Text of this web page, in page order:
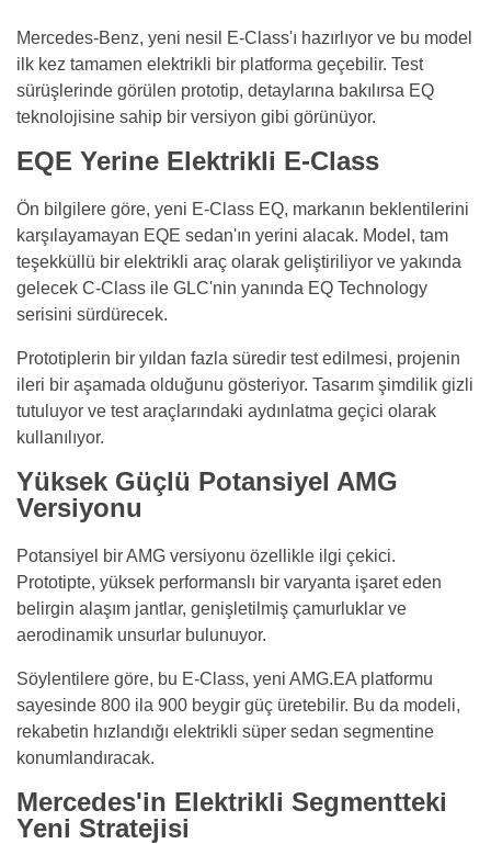
Mercedes-Benz, yeni nesil E-Class'ı hazırlıyor ve bu model
ilk kez tamamen elektrikli bir platforma geçebilir. Test
sürüşlerinde görülen prototip, detaylarına bakılırsa EQ
teknolojisine sahip bir versiyon gibi görünüyor.
EQE Yerine Elektrikli E-Class
Ön bilgilere göre, yeni E-Class EQ, markanın beklentilerini
karşılayamayan EQE sedan'ın yerini alacak. Model, tam
teşekküllü bir elektrikli araç olarak geliştiriliyor ve yakında
gelecek C-Class ile GLC'nin yanında EQ Technology
serisini sürdürecek.
Prototiplerin bir yıldan fazla süredir test edilmesi, projenin
ileri bir aşamada olduğunu gösteriyor. Tasarım şimdilik gizli
tutuluyor ve test araçlarındaki aydınlatma geçici olarak
kullanılıyor.
Yüksek Güçlü Potansiyel AMG
Versiyonu
Potansiyel bir AMG versiyonu özellikle ilgi çekici.
Prototipte, yüksek performanslı bir varyanta işaret eden
belirgin alaşım jantlar, genişletilmiş çamurluklar ve
aerodinamik unsurlar bulunuyor.
Söylentilere göre, bu E-Class, yeni AMG.EA platformu
sayesinde 800 ila 900 beygir güç üretebilir. Bu da modeli,
rekabetin hızlandığı elektrikli süper sedan segmentine
konumlandıracak.
Mercedes'in Elektrikli Segmentteki
Yeni Stratejisi